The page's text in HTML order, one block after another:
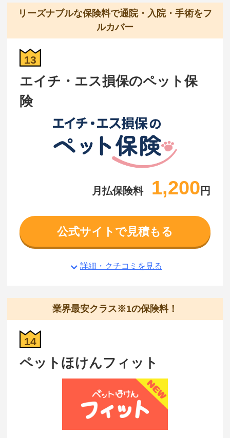
リーズナブルな保険料で通院・入院・手術をフ
ルカバー
13
エイチ・エス損保のペット保
険
月払保険料 1,200 円
公式サイトで見積もる
詳細・クチコミを見る
業界最安クラス※1の保険料！
14
ペットほけんフィット